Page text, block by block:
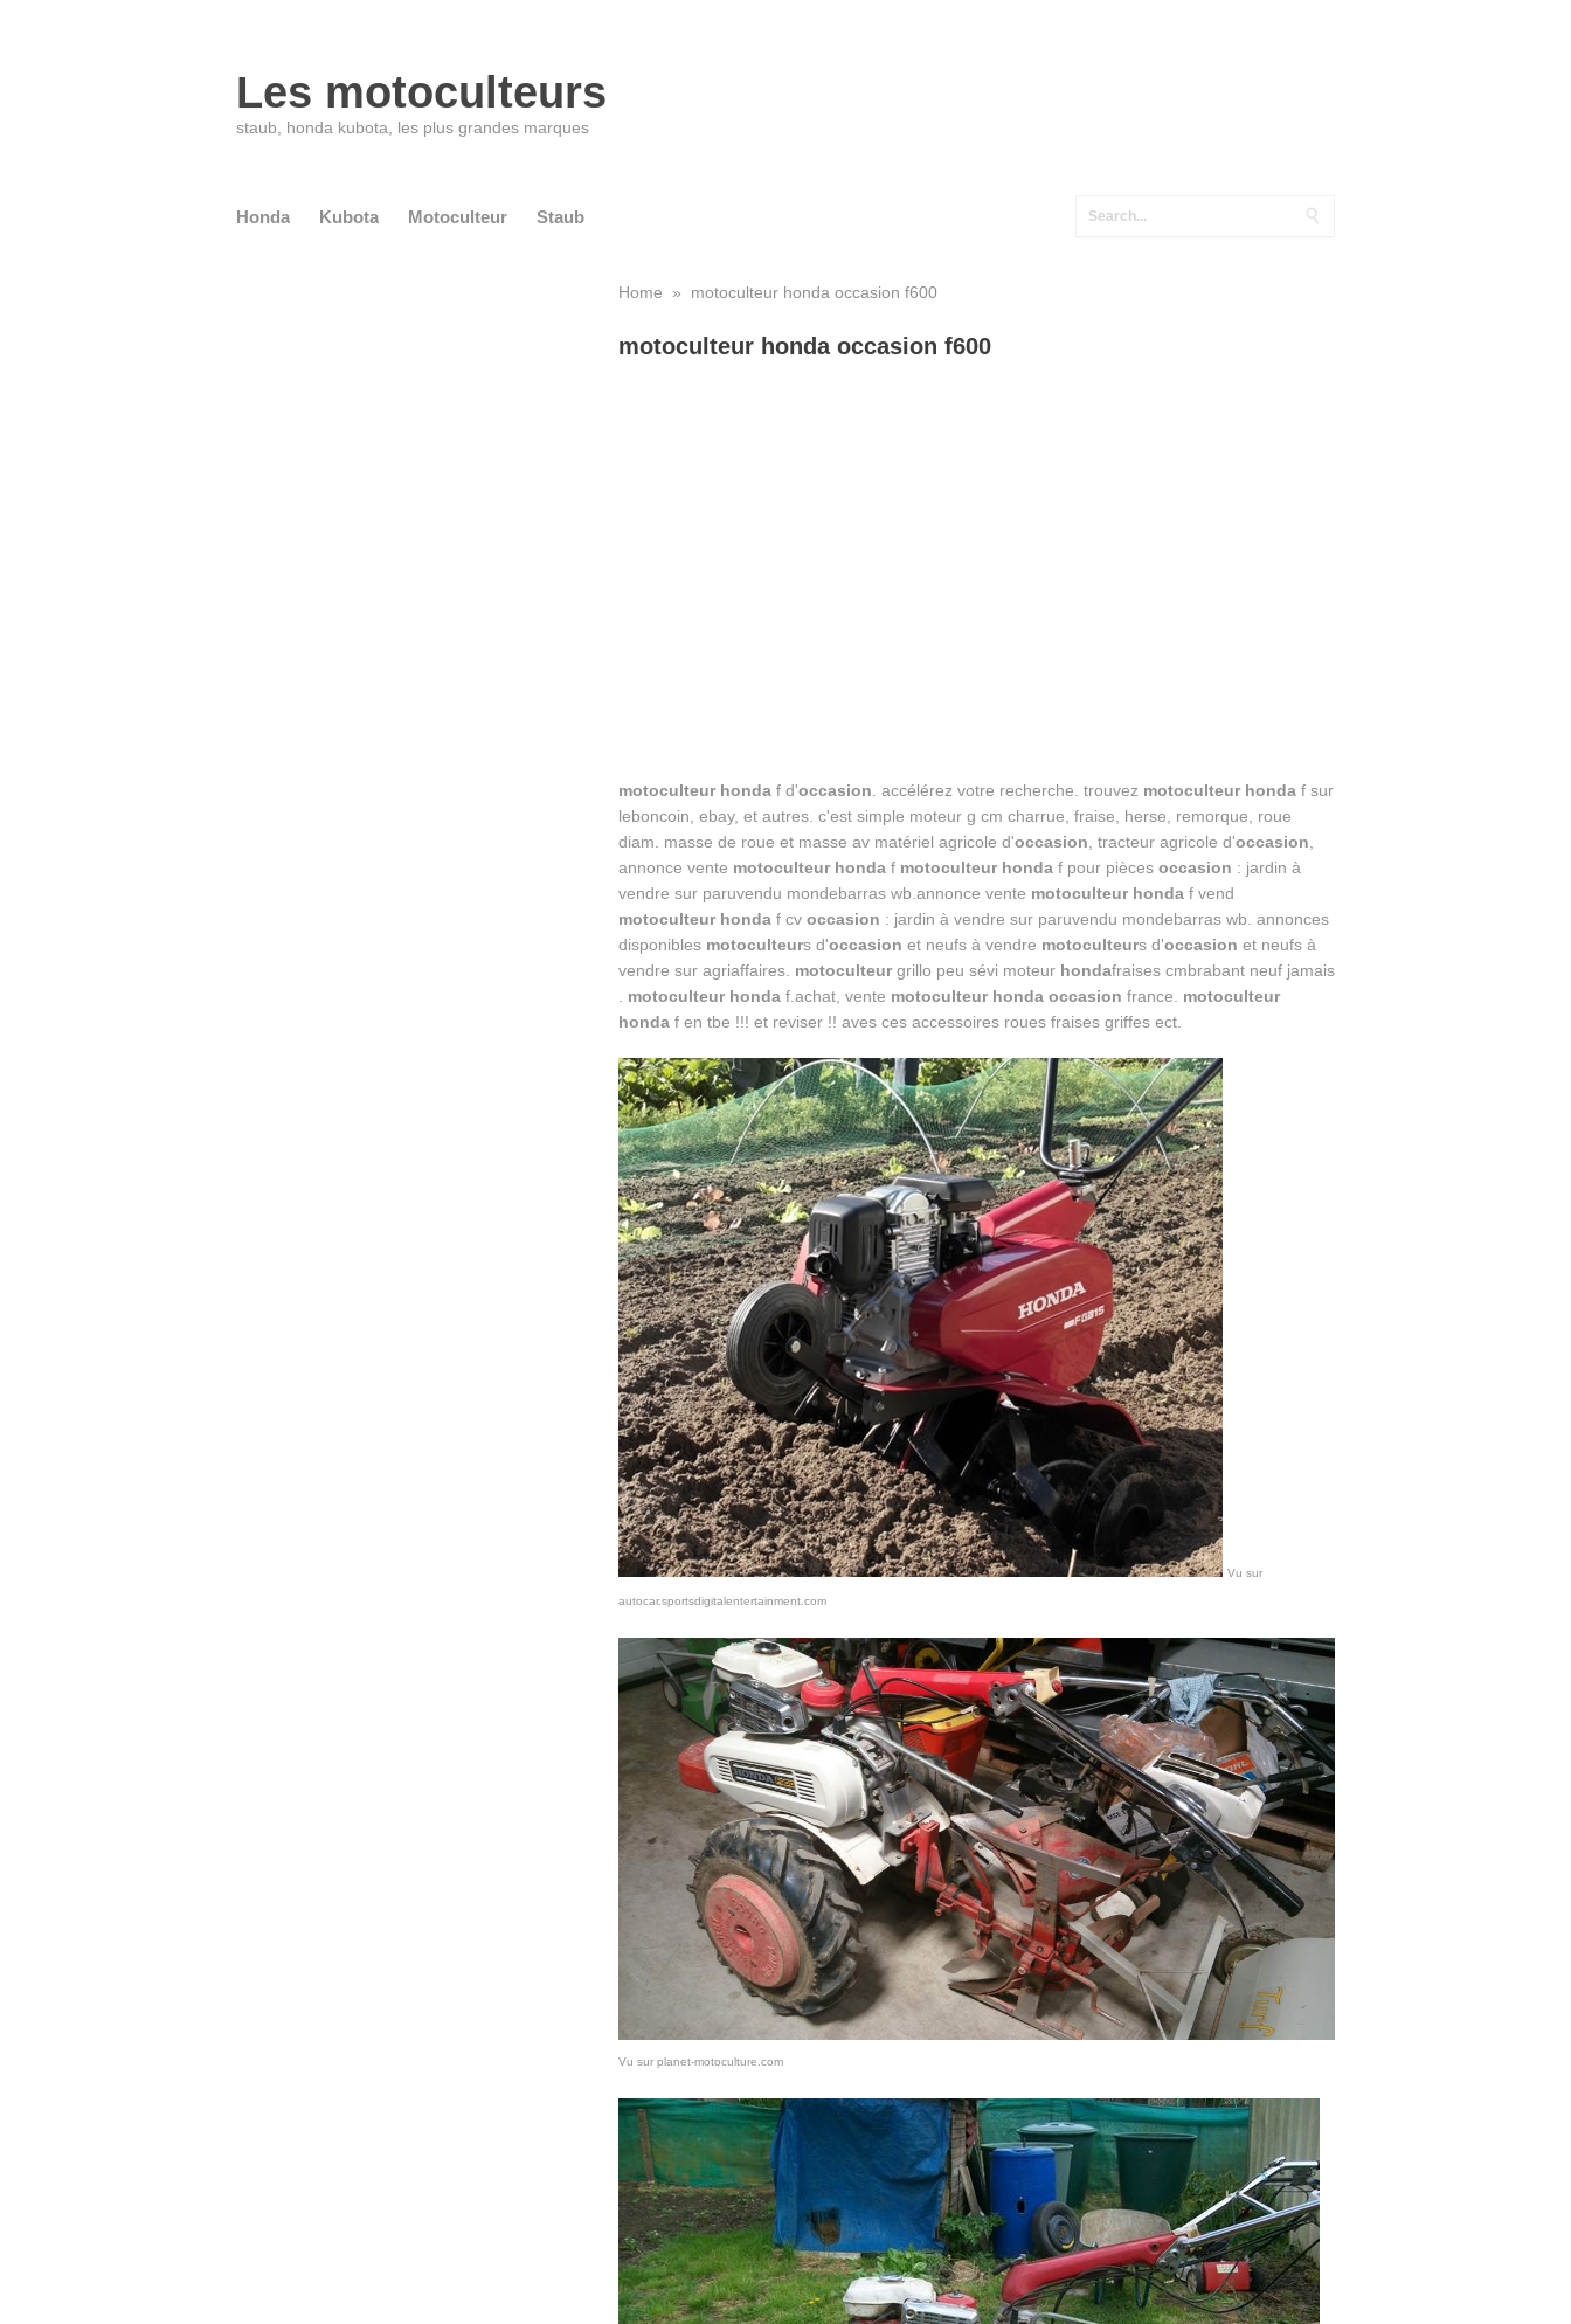
Les motoculteurs
staub, honda kubota, les plus grandes marques
Honda Kubota Motoculteur Staub
Home » motoculteur honda occasion f600
motoculteur honda occasion f600
motoculteur hondaf d'occasion . accélérez votre recherche. trouvez motoculteur hondaf sur
leboncoin, ebay, et autres. c'est simple moteur g cm charrue, fraise, herse, remorque, roue
diam. masse de roue et masse av matériel agricole d'occasion , tracteur agricole d'occasion
annonce vente motoculteur hondaf motoculteur hondaf pour pièces occasion : jardin à
vendre sur paruvendu mondebarras wb.annonce vente motoculteur hondaf vend
motoculteur hondaf cv occasion : jardin à vendre sur paruvendu mondebarras wb. annonces
disponibles motoculteurs d'occasion et neufs à vendre motoculteurs d'occasion et neufs à
vendre sur agriaffaires. motoculteurgrillo peu sévi moteur hondafraises cmbrabant neuf jamais
motoculteur hondaf.achat, vente motoculteur honda occasion france. motoculteur
hondaf en tbe !!! et reviser !! aves ces accessoires roues fraises griffes ect.
Vu sur
autocar.sportsdigitalentertainment.com
Vu sur planet-motoculture.com